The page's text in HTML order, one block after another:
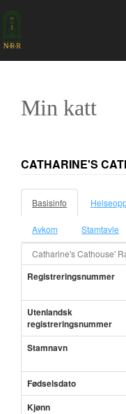
Min katt
CATHARINE'S
Basisinfo
Avkom Stamtavle
Catharine's Cathouse'
Registreringsnummer
Utenlandsk
registreringsnummer
Stamnavn
Fødselsdato
Kjønn